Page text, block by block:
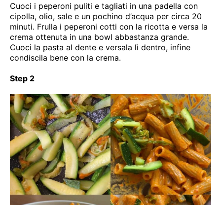
Cuoci i peperoni puliti e tagliati in una padella con
cipolla, olio, sale e un pochino d’acqua per circa 20
minuti. Frulla i peperoni cotti con la ricotta e versa la
crema ottenuta in una bowl abbastanza grande.
Cuoci la pasta al dente e versala lì dentro, infine
condiscila bene con la crema.
Step 2